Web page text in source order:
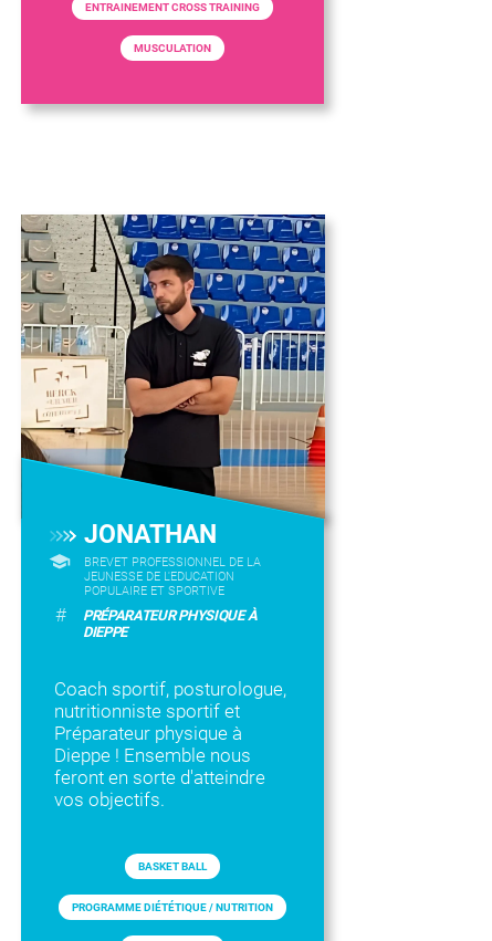
ENTRAINEMENT CROSS TRAINING
MUSCULATION
JONATHAN
BREVET PROFESSIONNEL DE LA
JEUNESSE DE L'EDUCATION
POPULAIRE ET SPORTIVE
#
PRÉPARATEUR PHYSIQUE À
DIEPPE
Coach sportif, posturologue,
nutritionniste sportif et
Préparateur physique à
Dieppe ! Ensemble nous
feront en sorte d'atteindre
vos objectifs.
BASKET BALL
PROGRAMME DIÉTÉTIQUE / NUTRITION